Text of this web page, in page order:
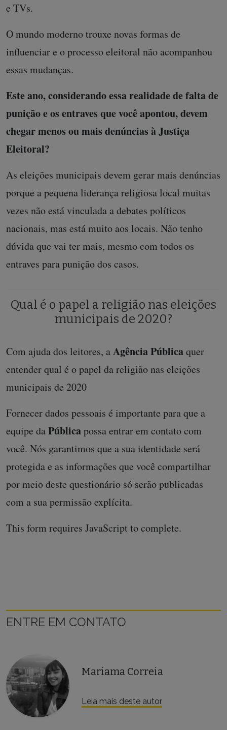
e TVs.
O mundo moderno trouxe novas formas de
influenciar e o processo eleitoral não acompanhou
essas mudanças.
Este ano, considerando essa realidade de falta de
punição e os entraves que você apontou, devem
chegar menos ou mais denúncias à Justiça
Eleitoral?
As eleições municipais devem gerar mais denúncias
porque a pequena liderança religiosa local muitas
vezes não está vinculada a debates políticos
nacionais, mas está muito aos locais. Não tenho
dúvida que vai ter mais, mesmo com todos os
entraves para punição dos casos.
Qual é o papel a religião nas eleições
municipais de 2020?
Com ajuda dos leitores, aAgência Públicaquer
entender qual é o papel da religião nas eleições
municipais de 2020
Fornecer dados pessoais é importante para que a
equipe daPúblicapossa entrar em contato com
você. Nós garantimos que a sua identidade será
protegida e as informações que você compartilhar
por meio deste questionário só serão publicadas
com a sua permissão explícita.
This form requires JavaScript to complete.
ENTRE EM CONTATO
Mariama Correia
Leia mais deste autor